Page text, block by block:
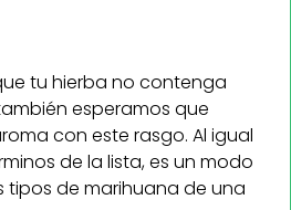
tu hierba no contenga
esperamos que
con este rasgo. Al igual
de la lista, es un modo
tipos de marihuana de una